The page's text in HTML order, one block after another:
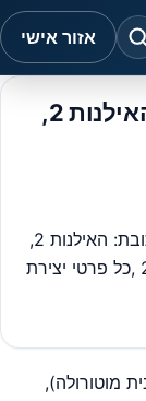
אזור אישי
בנק לאומי לישראל סניף 694 | האילנות 2,
בנק לאומי לישראל בע"מ סניף סביוני ים בכתובת: האילנות 2,
קריית ים – סניף מספר 694 מיקוד,2907565 ,כל פרטי יצירת
הערבה (בית מוטורולה),